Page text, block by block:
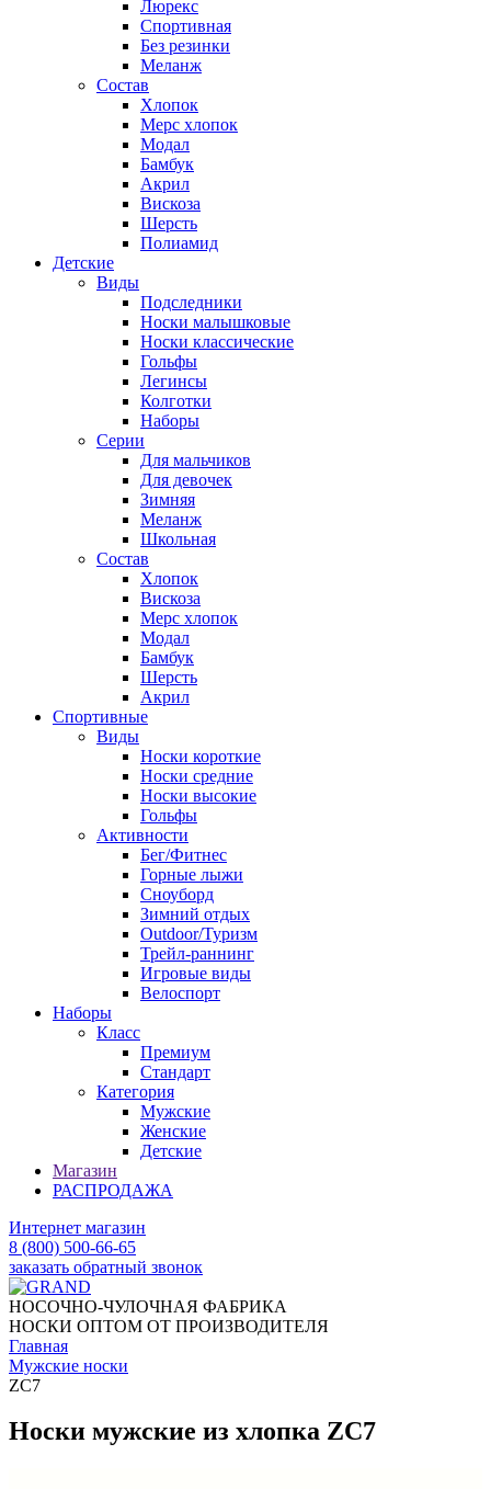
Люрекс
Спортивная
Без резинки
Меланж
Состав
Хлопок
Мерс хлопок
Модал
Бамбук
Акрил
Вискоза
Шерсть
Полиамид
Детские
Виды
Подследники
Носки малышковые
Носки классические
Гольфы
Легинсы
Колготки
Наборы
Серии
Для мальчиков
Для девочек
Зимняя
Меланж
Школьная
Состав
Хлопок
Вискоза
Мерс хлопок
Модал
Бамбук
Шерсть
Акрил
Спортивные
Виды
Носки короткие
Носки средние
Носки высокие
Гольфы
Активности
Бег/Фитнес
Горные лыжи
Сноуборд
Зимний отдых
Outdoor/Туризм
Трейл-раннинг
Игровые виды
Велоспорт
Наборы
Класс
Премиум
Стандарт
Категория
Мужские
Женские
Детские
Магазин
РАСПРОДАЖА
Интернет магазин
8 (800) 500-66-65
заказать обратный звонок
НОСОЧНО-ЧУЛОЧНАЯ ФАБРИКА
НОСКИ ОПТОМ ОТ ПРОИЗВОДИТЕЛЯ
Главная
Мужские носки
ZC7
Носки мужские из хлопка ZC7